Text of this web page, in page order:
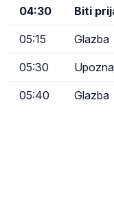
04:30 Biti
05:15 Glazba
05:30
05:40 Glazba